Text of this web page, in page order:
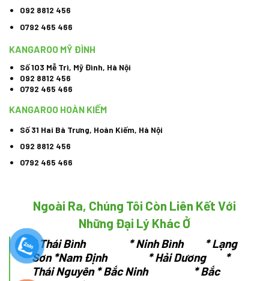
092 8812 456
0792 465 466
KANGAROO MỸ ĐÌNH
Số 103 Mễ Trì, Mỹ Đình, Hà Nội
092 8812 456
0792 465 466
KANGAROO HOÀN KIẾM
Số 31 Hai Bà Trưng, Hoàn Kiếm, Hà Nội
092 8812 456
0792 465 466
Ngoài Ra, Chúng Tôi Còn Liên Kết Với
Những Đại Lý Khác Ở
*Thái Bình * Ninh Bình * Lạng
Sơn *Nam Định * Hải Dương *
Thái Nguyên * Bắc Ninh * Bắc